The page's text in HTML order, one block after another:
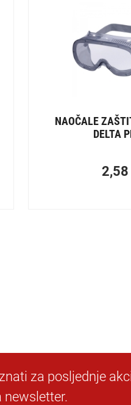
NAOČALE
DELTA
2,58
za posljednje
newsletter.